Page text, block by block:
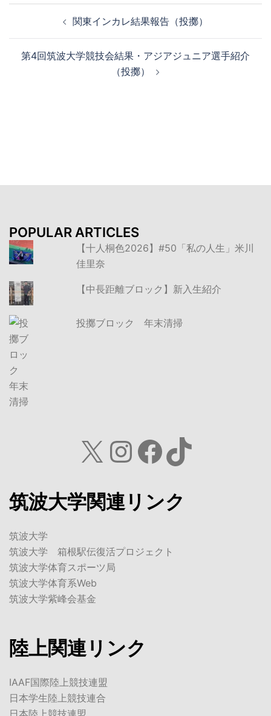
ビ
関東インカレ結果報告（投擲）
第4回筑波大学競技会結果・アジアジュニア選手紹介
（投擲）
POPULAR ARTICLES
【十人桐色2026】#50「私の人生」米川
佳里奈
【中長距離ブロック】新入生紹介
投擲ブロック 年末清掃
X Instagram
Facebook
TikTok
筑波大学関連リンク
筑波大学
筑波大学 箱根駅伝復活プロジェクト
筑波大学体育スポーツ局
筑波大学体育系Web
筑波大学紫峰会基金
陸上関連リンク
IAAF国際陸上競技連盟
日本学生陸上競技連合
日本陸上競技連盟